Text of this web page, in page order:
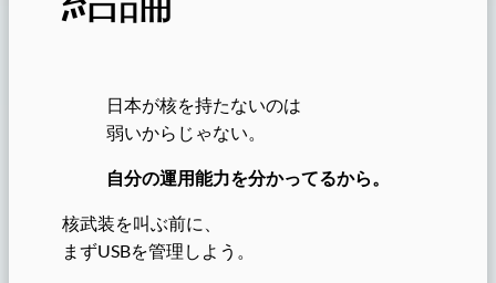
日本が核を持たないのは
弱いからじゃない。
自分の運用能力を分かってるから。
核武装を叫ぶ前に、
まずUSBを管理しよう。